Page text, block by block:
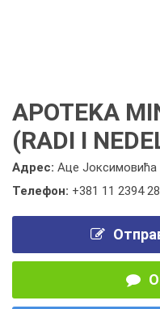
APOTEKA
(RADI I
Адрес: Аце
Телефон: +381 11 2394